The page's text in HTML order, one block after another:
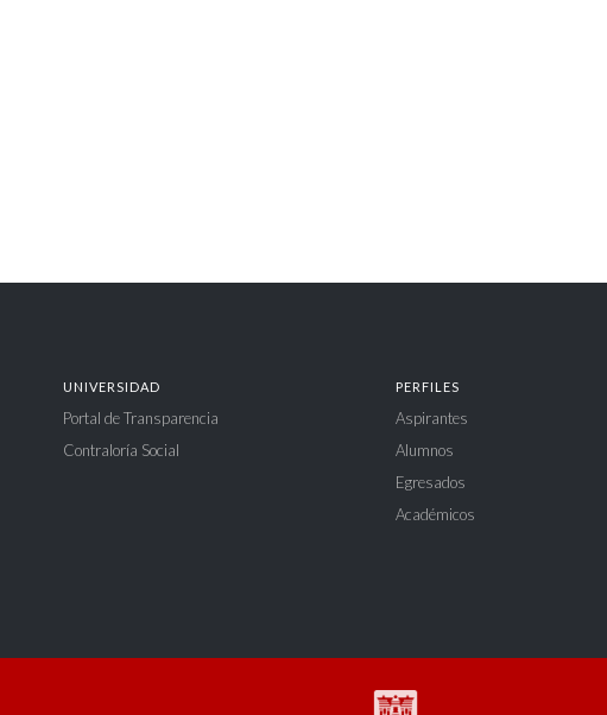
UNIVERSIDAD
Portal de Transparencia
Contraloría Social
PERFILES
Aspirantes
Alumnos
Egresados
Académicos